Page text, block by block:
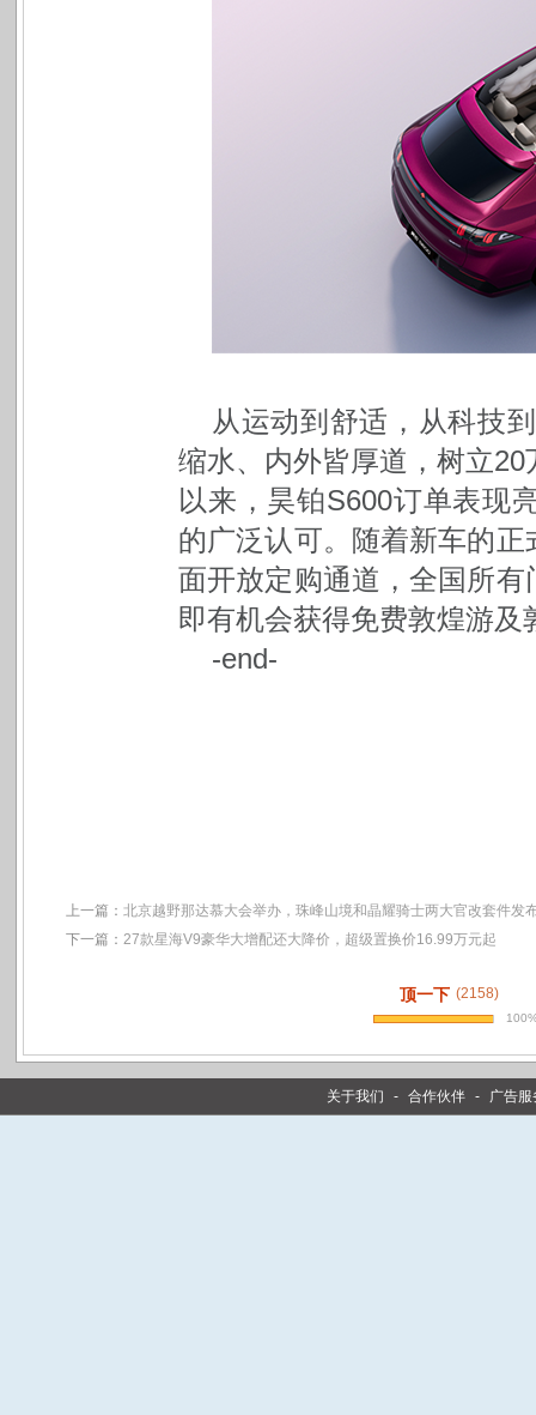
从运动到舒适，从科技
缩水、内外皆厚道，树立
以来，昊铂S600订单表现
的广泛认可。随着新车的
面开放定购通道，全国所
即有机会获得免费敦煌游及
-end-
上一篇： 北京越野那达慕大会举办，珠峰山境和晶耀骑士两大官改套件发
下一篇： 27款星海V9豪华大增配还大降价，超级置换价16.99万元起
顶一下 (2158)
关于我们 - 合作伙伴 - 广告服